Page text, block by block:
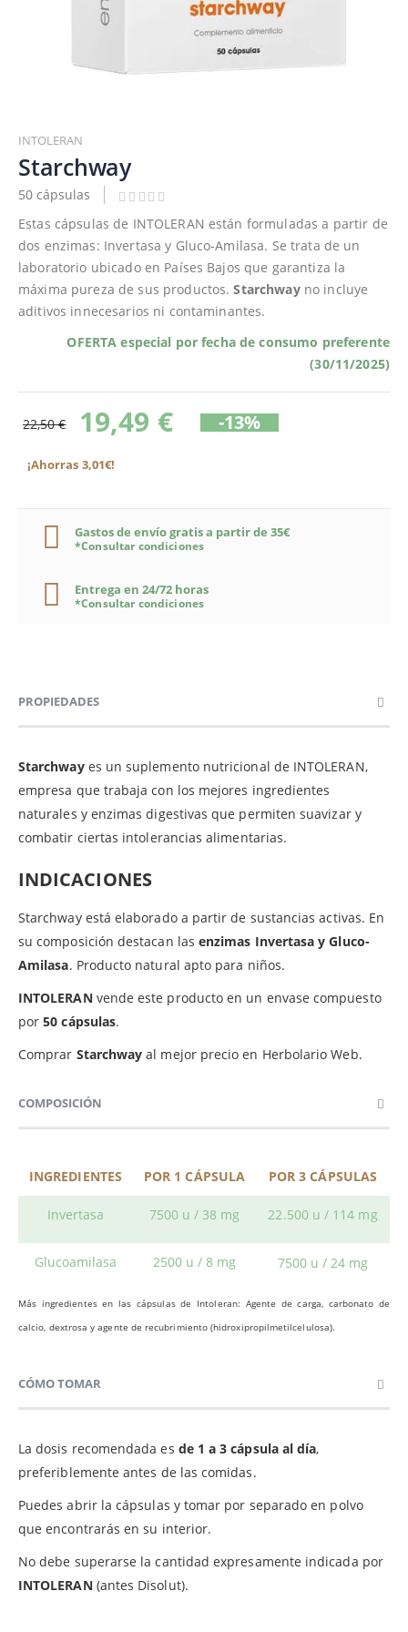
al
comienzo
de
la
galería
imágenes
INTOLERAN
Starchway
50 cápsulas
Estas cápsulas de INTOLERAN están formuladas a partir de
dos enzimas: Invertasa y Gluco-Amilasa. Se trata de un
laboratorio ubicado en Países Bajos que garantiza la
máxima pureza de sus productos.Starchwayno incluye
aditivos innecesarios ni contaminantes.
OFERTA especial por fecha de consumo preferente
(30/11/2025)
22,50 € 19,49 € -13%
¡Ahorras 3,01€!
Gastos de envío gratis a partir de 35€
*Consultar condiciones
Entrega en 24/72 horas
*Consultar condiciones
PROPIEDADES
Starchway es un suplemento nutricional de INTOLERAN,
empresa que trabaja con los mejores ingredientes
naturales y enzimas digestivas que permiten suavizar y
combatir ciertas intolerancias alimentarias.
INDICACIONES
Starchway está elaborado a partir de sustancias activas. En
su composición destacan las enzimas Invertasa y Gluco-
Amilasa. Producto natural apto para niños.
INTOLERANvende este producto en un envase compuesto
por50 cápsulas.
Comprar Starchwayal mejor precio en Herbolario Web.
COMPOSICIÓN
INGREDIENTES POR 1 CÁPSULA POR 3 CÁPSULAS
Invertasa 7500 u / 38 mg 22.500 u / 114 mg
Glucoamilasa 2500 u / 8 mg 7500 u / 24 mg
Más ingredientes en las cápsulas de Intoleran: Agente de carga, carbonato de
calcio, dextrosa y agente de recubrimiento (hidroxipropilmetilcelulosa).
CÓMO TOMAR
La dosis recomendada es de 1 a 3 cápsula al día,
preferiblemente antes de las comidas.
Puedes abrir la cápsulas y tomar por separado en polvo
que encontrarás en su interior.
No debe superarse la cantidad expresamente indicada por
INTOLERAN(antes Disolut).